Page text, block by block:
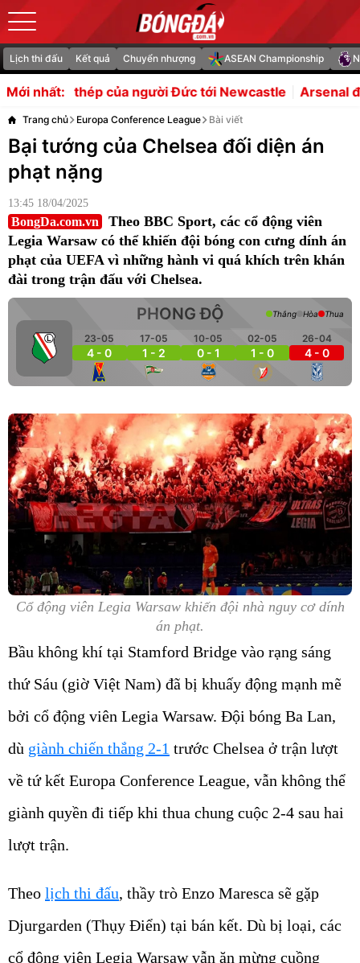
Lịch thi đấu Kết quả Chuyển nhượng ASEAN Championship
Mới nhất:
người Đức tới Newcastle Arsenal đổi hướng sang
Trang chủ Europa Conference League Bài viết
Bại tướng của Chelsea đối diện án
phạt nặng
13:45 18/04/2025
BongDa.com.vn
Theo BBC Sport, các cổ động viên
Legia Warsaw có thể khiến đội bóng con cưng dính án
phạt của UEFA vì những hành vi quá khích trên khán
đài trong trận đấu với Chelsea.
PHONG ĐỘ
23-05
4 - 0
17-05
1 - 2
10-05
0 - 1
02-05
1 - 0
26-04
4 - 0
Thắng Hòa Thua
Cổ động viên Legia Warsaw khiến đội nhà nguy cơ dính
án phạt.
Bầu không khí tại Stamford Bridge vào rạng sáng
thứ Sáu (giờ Việt Nam) đã bị khuấy động mạnh mẽ
bởi cổ động viên Legia Warsaw. Đội bóng Ba Lan,
dù giành chiến thắng 2-1 trước Chelsea ở trận lượt
về tứ kết Europa Conference League, vẫn không thể
giành quyền đi tiếp khi thua chung cuộc 2-4 sau hai
lượt trận.
Theo lịch thi đấu, thầy trò Enzo Maresca sẽ gặp
Djurgarden (Thụy Điển) tại bán kết. Dù bị loại, các
cổ động viên Legia Warsaw vẫn ăn mừng cuồng